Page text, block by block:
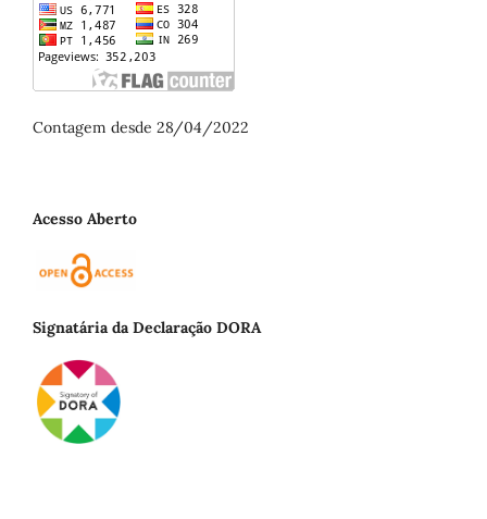
Contagem desde 28/04/2022
Acesso Aberto
Signatária da Declaração DORA